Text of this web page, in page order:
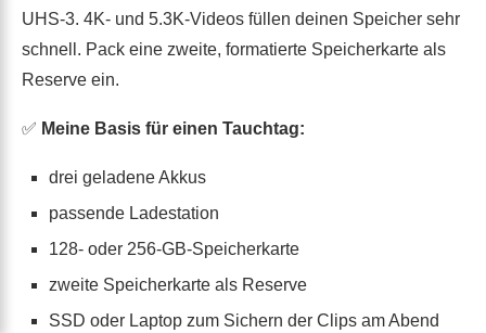
UHS-3. 4K- und 5.3K-Videos füllen deinen Speicher sehr
schnell. Pack eine zweite, formatierte Speicherkarte als
Reserve ein.
✅ Meine Basis für einen Tauchtag:
drei geladene Akkus
passende Ladestation
128- oder 256-GB-Speicherkarte
zweite Speicherkarte als Reserve
SSD oder Laptop zum Sichern der Clips am Abend